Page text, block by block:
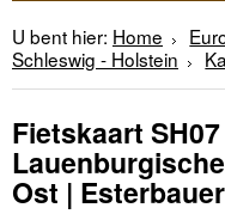
U bent hier: Home
Schleswig - Holstein
Fietskaart
Ost | Esterbauer